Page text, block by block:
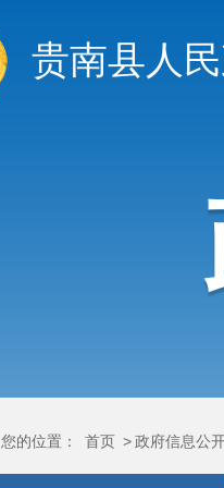
贵南县人
您的位置： 首页 >政府信息公